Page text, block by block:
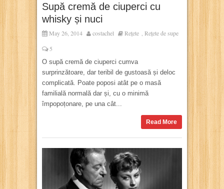
Supă cremă de ciuperci cu
whisky și nuci
May 26, 2014 costachel Rețete
Rețete de supe
5
O supă cremă de ciuperci cumva
surprinzătoare, dar teribil de gustoasă și deloc
complicată. Poate poposi atât pe o masă
familială normală dar și, cu o minimă
împopoțonare, pe una cât...
Read More